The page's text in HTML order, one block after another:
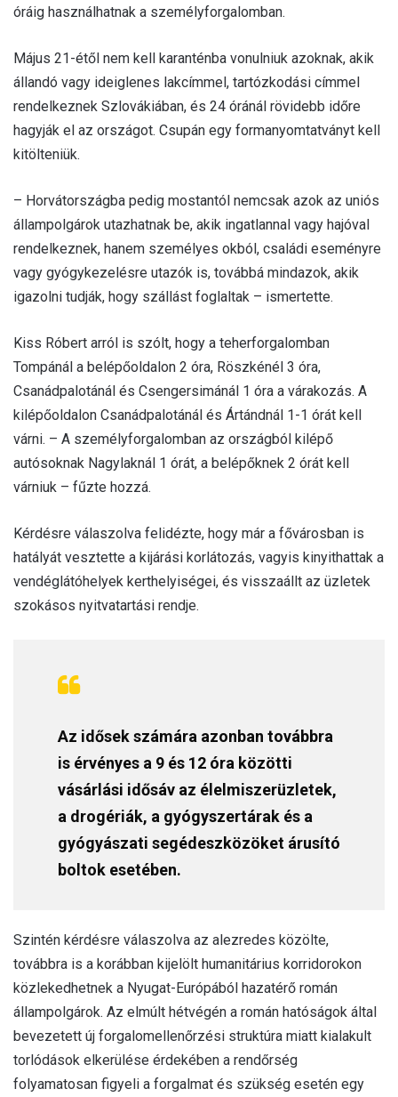
óráig használhatnak a személyforgalomban.
Május 21-étől nem kell karanténba vonulniuk azoknak, akik
állandó vagy ideiglenes lakcímmel, tartózkodási címmel
rendelkeznek Szlovákiában, és 24 óránál rövidebb időre
hagyják el az országot. Csupán egy formanyomtatványt kell
kitölteniük.
– Horvátországba pedig mostantól nemcsak azok az uniós
állampolgárok utazhatnak be, akik ingatlannal vagy hajóval
rendelkeznek, hanem személyes okból, családi eseményre
vagy gyógykezelésre utazók is, továbbá mindazok, akik
igazolni tudják, hogy szállást foglaltak – ismertette.
Kiss Róbert arról is szólt, hogy a teherforgalomban
Tompánál a belépőoldalon 2 óra, Röszkénél 3 óra,
Csanádpalotánál és Csengersimánál 1 óra a várakozás. A
kilépőoldalon Csanádpalotánál és Ártándnál 1-1 órát kell
várni. – A személyforgalomban az országból kilépő
autósoknak Nagylaknál 1 órát, a belépőknek 2 órát kell
várniuk – fűzte hozzá.
Kérdésre válaszolva felidézte, hogy már a fővárosban is
hatályát vesztette a kijárási korlátozás, vagyis kinyithattak a
vendéglátóhelyek kerthelyiségei, és visszaállt az üzletek
szokásos nyitvatartási rendje.
Az idősek számára azonban továbbra
is érvényes a 9 és 12 óra közötti
vásárlási idősáv az élelmiszerüzletek,
a drogériák, a gyógyszertárak és a
gyógyászati segédeszközöket árusító
boltok esetében.
Szintén kérdésre válaszolva az alezredes közölte,
továbbra is a korábban kijelölt humanitárius korridorokon
közlekedhetnek a Nyugat-Európából hazatérő román
állampolgárok. Az elmúlt hétvégén a román hatóságok által
bevezetett új forgalomellenőrzési struktúra miatt kialakult
torlódások elkerülése érdekében a rendőrség
folyamatosan figyeli a forgalmat és szükség esetén egy